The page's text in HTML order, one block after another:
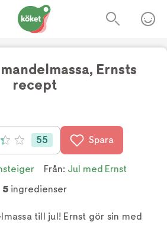
Ernsts
recept
5 (55 röster)
55 Spara
Från: Jul med Ernst
5ingredienser
till jul! Ernst gör sin med